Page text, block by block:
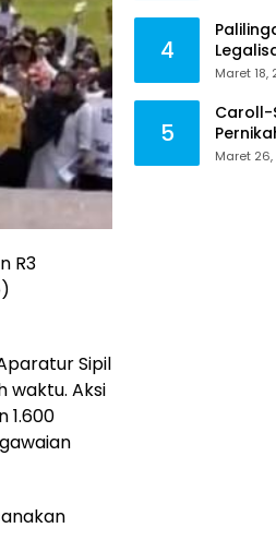
R3
Sipil
waktu. Aksi
1.600
4
Maret 18,
5
Caroll-
Maret